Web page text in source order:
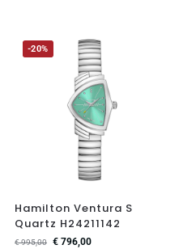
-20%
Hamilton Ventura S
Quartz H24211142
€995,00 € 796,00